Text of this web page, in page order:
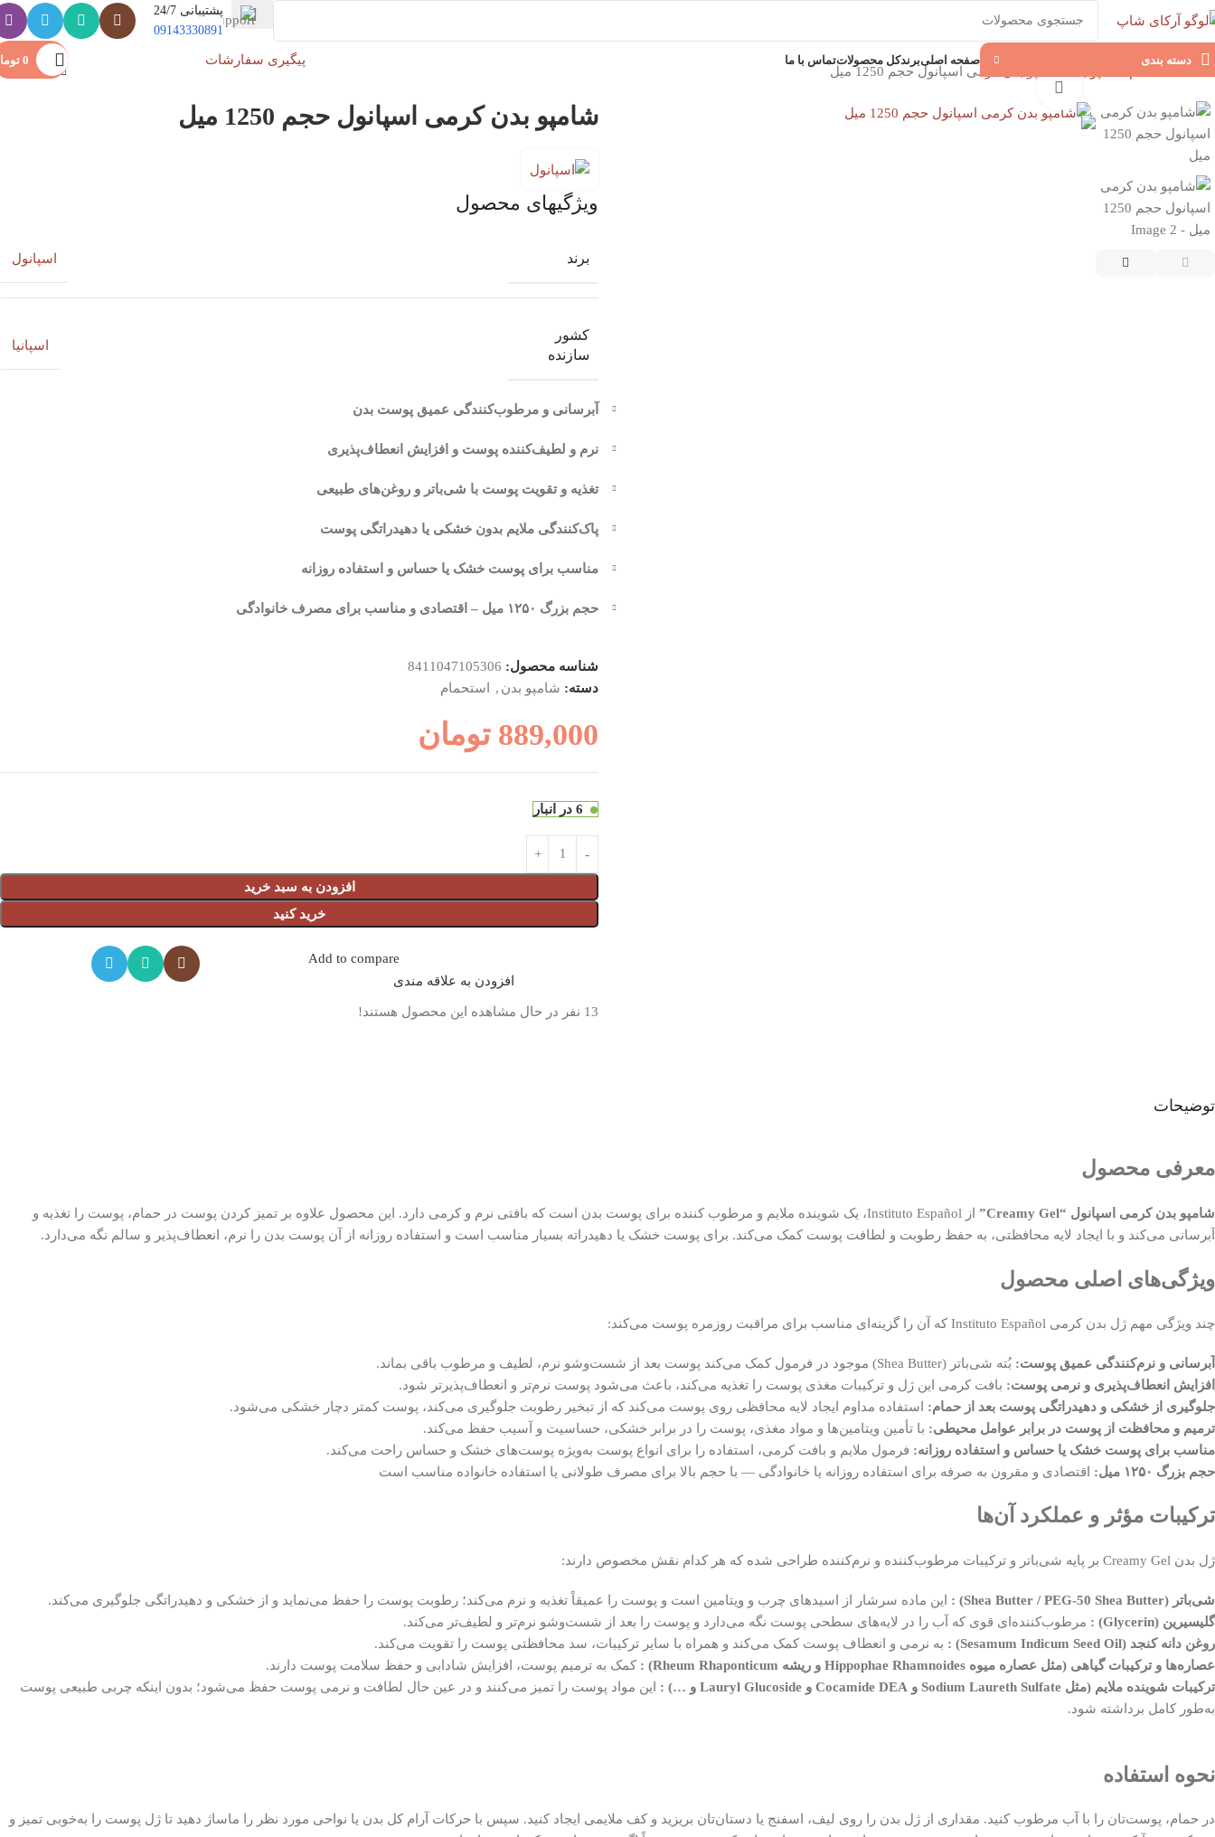
پشتیبانی 24/7
09143330891
دسته بندی صفحه اصلیبرندکل محصولاتتماس با ما پیگیری سفارشات 0
شامپو بدن کرمی اسپانول حجم 1250 میل
شامپو بدن کرمی اسپانول حجم 1250 میل
ویژگیهای محصول
برند اسپانول
کشور
سازنده
اسپانیا
آبرسانی و مرطوب‌کنندگی عمیق پوست بدن
نرم و لطیف‌کننده پوست و افزایش انعطاف‌پذیری
تغذیه و تقویت پوست با شی‌باتر و روغن‌های طبیعی
پاک‌کنندگی ملایم بدون خشکی یا دهیدراتگی پوست
مناسب برای پوست خشک یا حساس و استفاده روزانه
حجم بزرگ ۱۲۵۰ میل – اقتصادی و مناسب برای مصرف خانوادگی
شناسه محصول: 8411047105306
دسته: شامپو بدن , استحمام
889,000 تومان
6 در انبار
افزودن به سبد خرید
خرید کنید
Add to compare
افزودن به علاقه مندی
13 نفر در حال مشاهده این محصول هستند!
توضیحات
معرفی محصول
شامپو بدن کرمی اسپانول “Creamy Gel”
از Instituto Español، یک شوینده ملایم و مرطوب کننده برای پوست بدن است که بافتی نرم و کرمی دارد. این محصول علاوه بر تمیز کردن پوست در حمام، پوست را تغذیه و
آبرسانی می‌کند و با ایجاد لایه محافظتی، به حفظ رطوبت و لطافت پوست کمک می‌کند. برای پوست خشک یا دهیدراته بسیار مناسب است و استفاده روزانه از آن پوست بدن را نرم، انعطاف‌پذیر و سالم نگه می‌دارد.
ویژگی‌های اصلی محصول
چند ویژگی مهم ژل بدن کرمی Instituto Español که آن را گزینه‌ای مناسب برای مراقبت روزمره پوست می‌کند:
آبرسانی و نرم‌کنندگی عمیق پوست: بُته شی‌باتر (Shea Butter) موجود در فرمول کمک می‌کند پوست بعد از شست‌وشو نرم، لطیف و مرطوب باقی بماند.
افزایش انعطاف‌پذیری و نرمی پوست: بافت کرمی این ژل و ترکیبات مغذی پوست را تغذیه می‌کند، باعث می‌شود پوست نرم‌تر و انعطاف‌پذیرتر شود.
جلوگیری از خشکی و دهیدراتگی پوست بعد از حمام: استفاده مداوم ایجاد لایه محافظی روی پوست می‌کند که از تبخیر رطوبت جلوگیری می‌کند، پوست کمتر دچار خشکی می‌شود.
ترمیم و محافظت از پوست در برابر عوامل محیطی: با تأمین ویتامین‌ها و مواد مغذی، پوست را در برابر خشکی، حساسیت و آسیب حفظ می‌کند.
مناسب برای پوست خشک یا حساس و استفاده روزانه: فرمول ملایم و بافت کرمی، استفاده را برای انواع پوست به‌ویژه پوست‌های خشک و حساس راحت می‌کند.
حجم بزرگ ۱۲۵۰ میل:
اقتصادی و مقرون به صرفه برای استفاده روزانه یا خانوادگی — با حجم بالا برای مصرف طولانی یا استفاده خانواده مناسب است
ترکیبات مؤثر و عملکرد آن‌ها
ژل بدن Creamy Gel بر پایه شی‌باتر و ترکیبات مرطوب‌کننده و نرم‌کننده طراحی شده که هر کدام نقش مخصوص دارند:
شی‌باتر (Shea Butter / PEG-50 Shea Butter) :
این ماده سرشار از اسیدهای چرب و ویتامین است و پوست را عمیقاً تغذیه و نرم می‌کند؛ رطوبت پوست را حفظ می‌نماید و از خشکی و دهیدراتگی جلوگیری می‌کند.
گلیسیرین (Glycerin) :
مرطوب‌کننده‌ای قوی که آب را در لایه‌های سطحی پوست نگه می‌دارد و پوست را بعد از شست‌وشو نرم‌تر و لطیف‌تر می‌کند.
روغن دانه کنجد (Sesamum Indicum Seed Oil) :
به نرمی و انعطاف پوست کمک می‌کند و همراه با سایر ترکیبات، سد محافظتی پوست را تقویت می‌کند.
عصاره‌ها و ترکیبات گیاهی (مثل عصاره میوه Hippophae Rhamnoides و ریشه Rheum Rhaponticum) :
کمک به ترمیم پوست، افزایش شادابی و حفظ سلامت پوست دارند.
ترکیبات شوینده ملایم (مثل Sodium Laureth Sulfate و Cocamide DEA و Lauryl Glucoside و …) :
این مواد پوست را تمیز می‌کنند و در عین حال لطافت و نرمی پوست حفظ می‌شود؛ بدون اینکه چربی طبیعی پوست
به‌طور کامل برداشته شود.
نحوه استفاده
در حمام، پوست‌تان را با آب مرطوب کنید. مقداری از ژل بدن را روی لیف، اسفنج یا دستان‌تان بریزید و کف ملایمی ایجاد کنید. سپس با حرکات آرام کل بدن یا نواحی مورد نظر را ماساژ دهید تا ژل پوست را به‌خوبی تمیز و